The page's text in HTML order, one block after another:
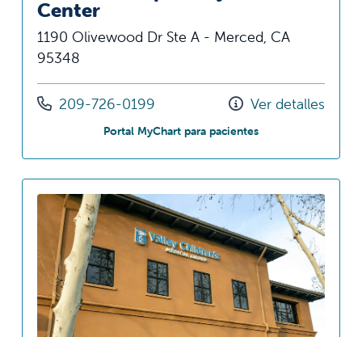
Center
1190 Olivewood Dr Ste A - Merced, CA
95348
Llámenos al
209-726-0199 Ver detalles
Portal MyChart para pacientesen Olivewood